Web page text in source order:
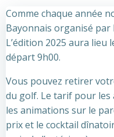
Comme chaque année
Bayonnais organisé par
L’édition 2025 aura lieu
départ 9h00.
Vous pouvez retirer
du golf. Le tarif pour
les animations sur le
prix et le cocktail